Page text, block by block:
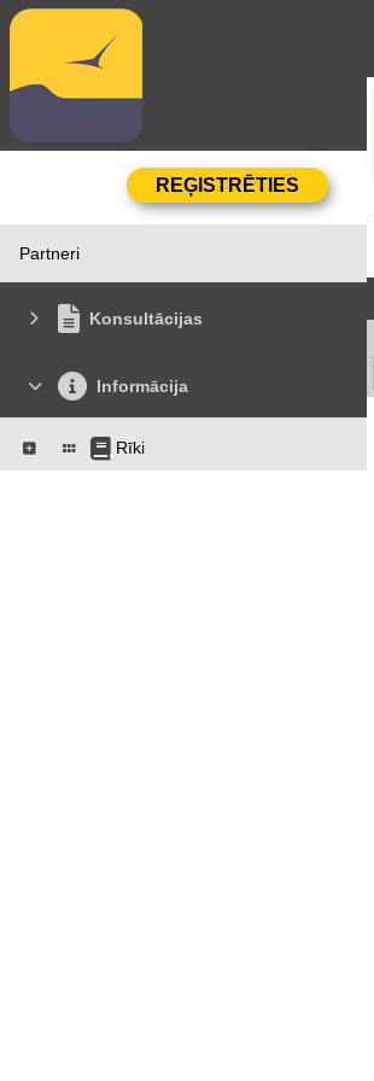
Partneri
Konsultācijas
Informācija
Rīki